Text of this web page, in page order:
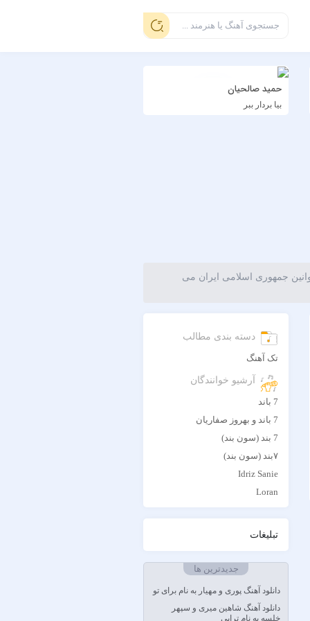
حمید صالحیان
بیا بردار ببر
جمهوری اسلامی ایران می
دسته بندی مطالب
تک آهنگ
آرشیو خوانندگان
7 باند
7 باند و بهروز صفاریان
7 بند (سون بند)
۷بند (سون بند)
Idriz Sanie
Loran
آبا مقدم
آبتین دابا
آبتین یارا
آتوین
تبلیغات
جدیدترین ها
دانلود آهنگ پوری و مهیار به نام برای تو
دانلود آهنگ شاهین میری و سپهر
خلسه به نام تراپی